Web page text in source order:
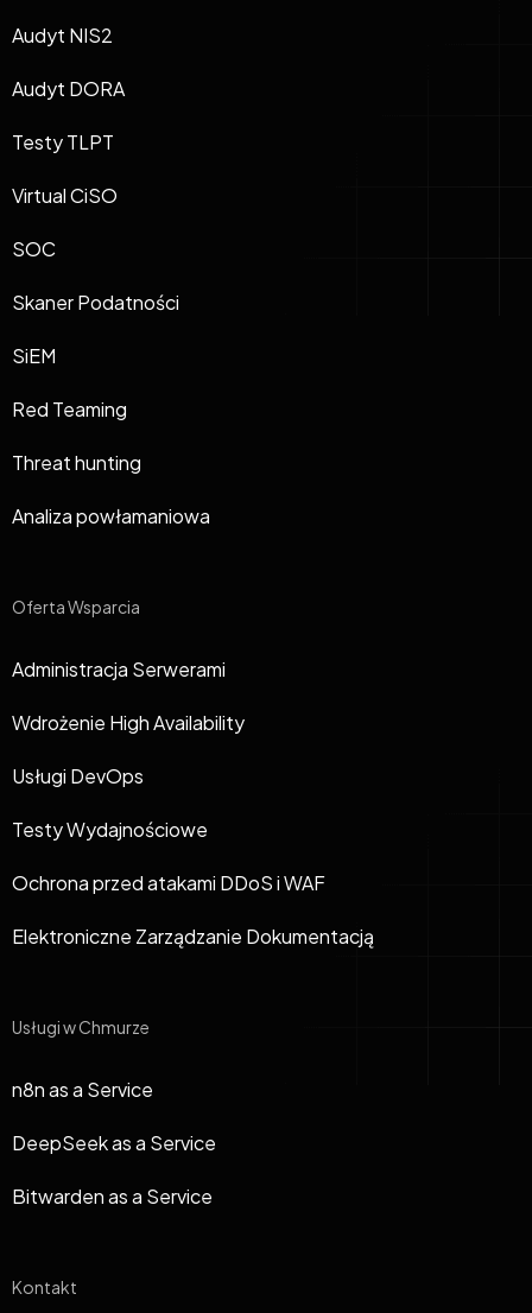
Audyt NIS2
Audyt DORA
Testy TLPT
Virtual CiSO
SOC
Skaner Podatności
SiEM
Red Teaming
Threat hunting
Analiza powłamaniowa
Oferta Wsparcia
Administracja Serwerami
Wdrożenie High Availability
Usługi DevOps
Testy Wydajnościowe
Ochrona przed atakami DDoS i WAF
Elektroniczne Zarządzanie Dokumentacją
Usługi w Chmurze
n8n as a Service
DeepSeek as a Service
Bitwarden as a Service
Kontakt